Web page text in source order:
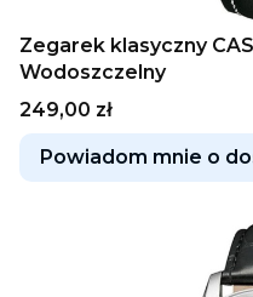
Zegarek klasyczny
Wodoszczelny
Cena
249,00 zł
Powiadom mnie o